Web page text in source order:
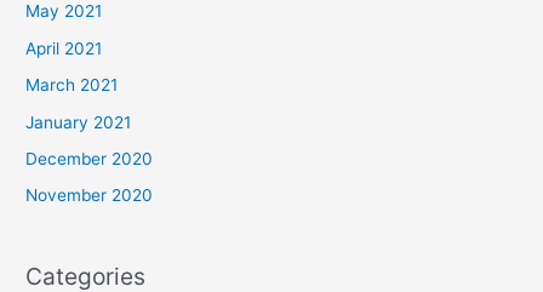
May 2021
April 2021
March 2021
January 2021
December 2020
November 2020
Categories